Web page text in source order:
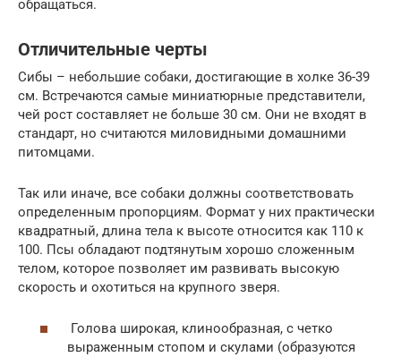
обращаться.
Отличительные черты
Сибы – небольшие собаки, достигающие в холке 36-39
см. Встречаются самые миниатюрные представители,
чей рост составляет не больше 30 см. Они не входят в
стандарт, но считаются миловидными домашними
питомцами.
Так или иначе, все собаки должны соответствовать
определенным пропорциям. Формат у них практически
квадратный, длина тела к высоте относится как 110 к
100. Псы обладают подтянутым хорошо сложенным
телом, которое позволяет им развивать высокую
скорость и охотиться на крупного зверя.
Голова широкая, клинообразная, с четко
выраженным стопом и скулами (образуются